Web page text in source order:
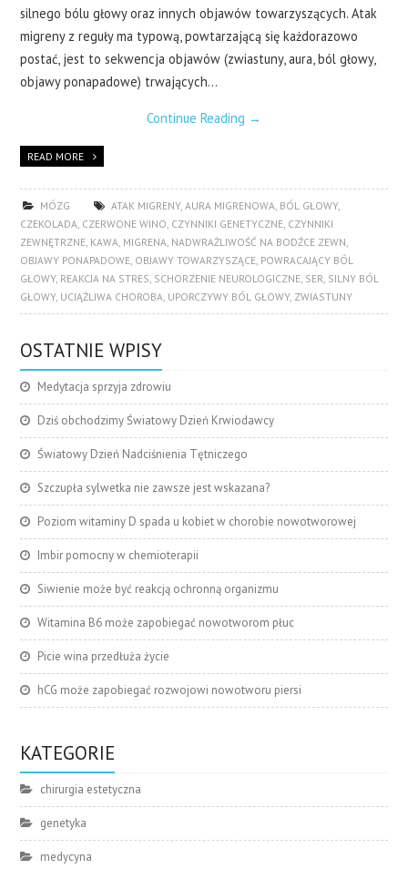
silnego bólu głowy oraz innych objawów towarzyszących. Atak
migreny z reguły ma typową, powtarzającą się każdorazowo
postać, jest to sekwencja objawów (zwiastuny, aura, ból głowy,
objawy ponapadowe) trwających…
Continue Reading →
READ MORE
MÓZG ATAK MIGRENY,AURA MIGRENOWA BÓL GŁOWY,
CZEKOLADA CZERWONE WINO CZYNNIKI GENETYCZNE CZYNNIKI
ZEWNĘTRZNE KAWA MIGRENA NADWRAŻLIWOŚĆ NA BODŹCE ZEWN
OBJAWY PONAPADOWE OBJAWY TOWARZYSZĄCE POWRACAJĄCY BÓL
GŁOWY, REAKCJA NA STRES SCHORZENIE NEUROLOGICZNE SER SILNY BÓL
GŁOWY, UCIĄŻLIWA CHOROBA UPORCZYWY BÓL GŁOWY, ZWIASTUNY
OSTATNIE WPISY
Medytacja sprzyja zdrowiu
Dziś obchodzimy Światowy Dzień Krwiodawcy
Światowy Dzień Nadciśnienia Tętniczego
Szczupła sylwetka nie zawsze jest wskazana?
Poziom witaminy D spada u kobiet w chorobie nowotworowej
Imbir pomocny w chemioterapii
Siwienie może być reakcją ochronną organizmu
Witamina B6 może zapobiegać nowotworom płuc
Picie wina przedłuża życie
hCG może zapobiegać rozwojowi nowotworu piersi
KATEGORIE
chirurgia estetyczna
genetyka
medycyna